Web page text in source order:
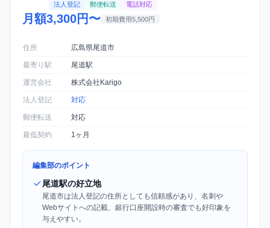
法人登記 郵便転送 電話対応
月額3,300円〜 初期費用5,500円
住所 広島県尾道市
最寄り駅 尾道駅
運営会社 株式会社Karigo
法人登記 対応
郵便転送 対応
最低契約 1ヶ月
編集部のポイント
尾道駅の好立地
尾道市は法人登記の住所としても信頼感があり、名刺や
Webサイトへの記載、銀行口座開設時の審査でも好印象を
与えやすい。